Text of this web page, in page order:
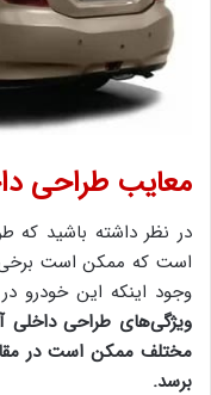
معایب طراحی
است که ممکن است برخی
وجود اینکه این خودرو
ویژگی‌های طراحی داخلی
مختلف ممکن است در
برسد.